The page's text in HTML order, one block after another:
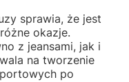
sprawia, że jest
okazje.
z jeansami, jak i
na tworzenie
po